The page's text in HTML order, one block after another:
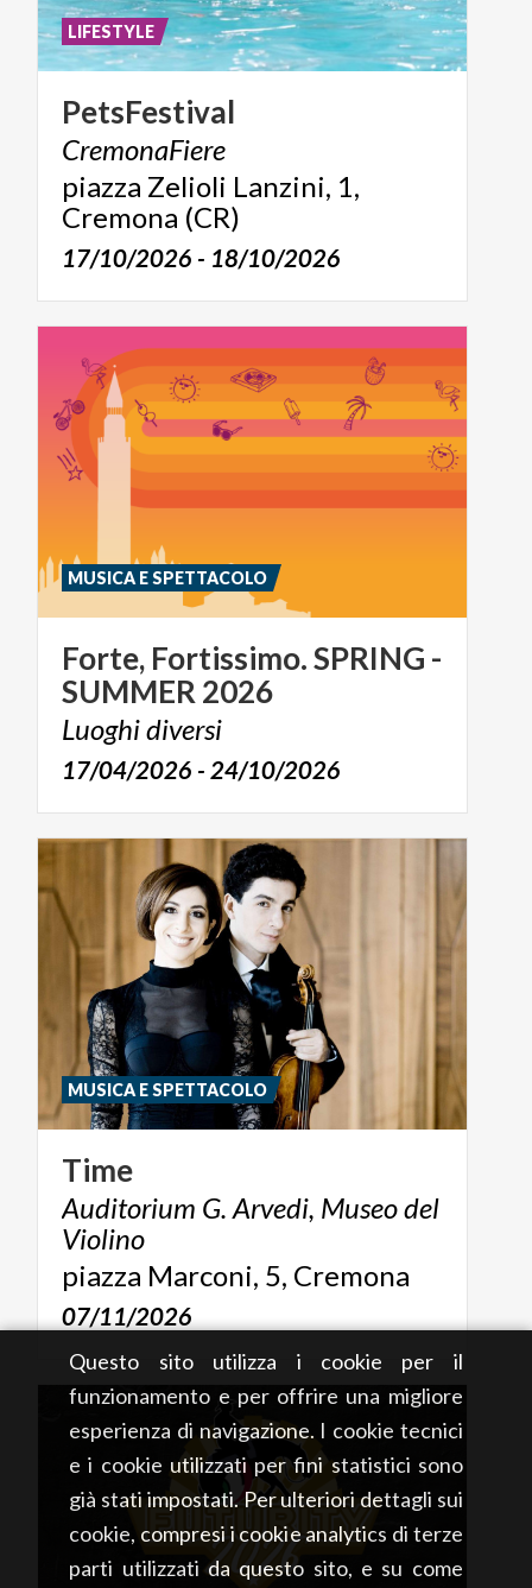
Questo sito utilizza i cookie per il
funzionamento e per offrire una migliore
esperienza di navigazione. I cookie tecnici
e i cookie utilizzati per fini statistici sono
già stati impostati. Per ulteriori dettagli sui
cookie, compresi i cookie analytics di terze
parti utilizzati da questo sito, e su come
PetsFestival
CremonaFiere
piazza Zelioli Lanzini, 1,
Cremona (CR)
17/10/2026 - 18/10/2026
LIFESTYLE
Forte, Fortissimo.SPRING -
SUMMER 2026
Luoghidiversi
17/04/2026 - 24/10/2026
MUSICA E SPETTACOLO
Time
Auditorium G. Arvedi, Museo del
Violino
piazza Marconi, 5, Cremona
07/11/2026
MUSICA E SPETTACOLO